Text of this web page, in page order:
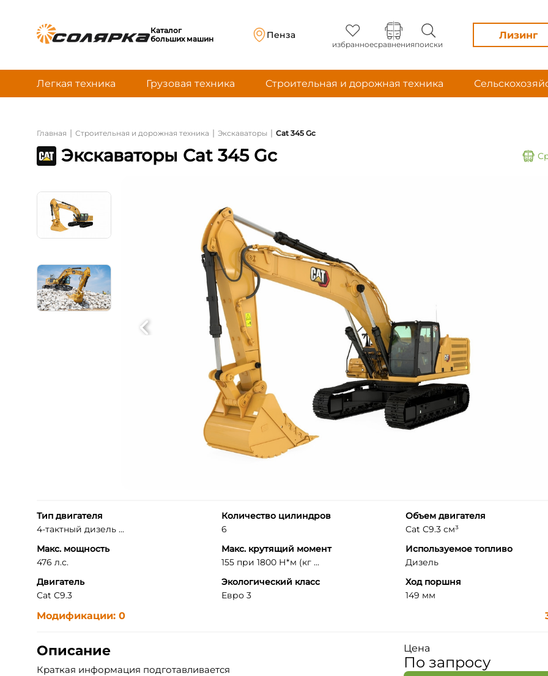
Каталог
больших машин
Пенза
избранноесравненияпоиски
Лизинг
Легкая техника Грузовая техника Строительная и дорожная техника
Главная | Строительная и дорожная техника | Экскаваторы | Cat 345 Gc
Экскаваторы Cat 345 Gc
Тип двигателя
4-тактный дизель ...
Количество цилиндров
6
Объем двигателя
Cat C9.3 см³
Макс. мощность
476 л.с.
Макс. крутящий момент
155 при 1800 Н*м (кг ...
Используемое топливо
Дизель
Двигатель
Cat C9.3
Экологический класс
Евро 3
Ход поршня
149 мм
Модификации: 0
Описание
Краткая информация подготавливается
Цена
По запросу